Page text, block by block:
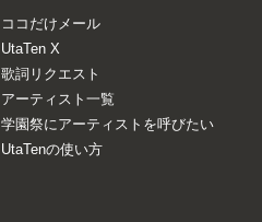
ココだけメール
UtaTen X
歌詞リクエスト
アーティスト一覧
学園祭にアーティストを呼びたい
UtaTenの使い方